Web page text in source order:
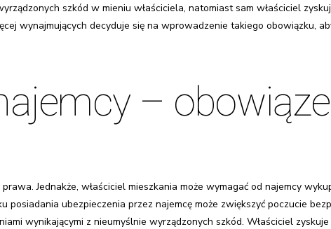
szkód w mieniu właściciela, natomiast sam właściciel
wynajmujących decyduje się na wprowadzenie takiego obowiązku,
–
Jednakże, właściciel mieszkania może wymagać od najemcy
posiadania ubezpieczenia przez najemcę może zwiększyć poczucie
wynikającymi z nieumyślnie wyrządzonych szkód. Właściciel